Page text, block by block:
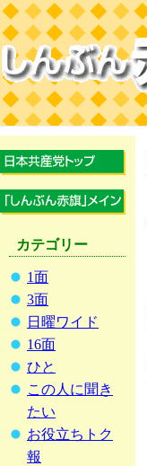
カテゴリー
1面
3面
日曜ワイド
16面
ひと
この人に聞き
たい
お役立ちトク
報